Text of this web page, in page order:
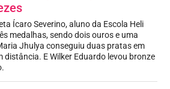
Ícaro Severino, aluno da Escola Heli
medalhas, sendo dois ouros e uma
Jhulya conseguiu duas pratas em
distância. E Wilker Eduardo levou bronze